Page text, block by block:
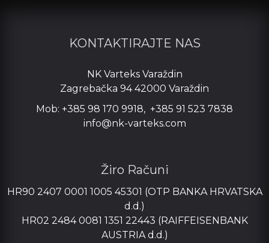
KONTAKTIRAJTE NAS
NK Varteks Varaždin
Zagrebačka 94 42000 Varaždin
Mob: +385 98 170 9918, +385 91 523 7838
info@nk-varteks.com
Žiro Računi
HR90 2407 0001 1005 45301 (OTP BANKA HRVATSKA
d.d.)
HR02 2484 0081 1351 22443 (RAIFFEISENBANK
AUSTRIA d.d.)